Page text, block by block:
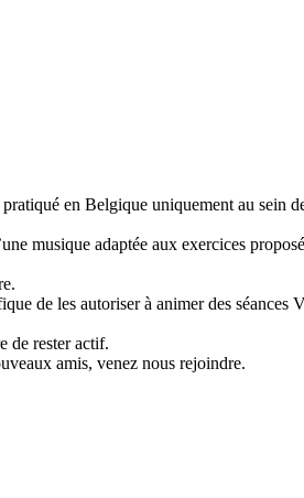
en Belgique uniquement au sein
musique adaptée aux exercices
de les autoriser à animer des séances
de rester actif.
amis, venez nous rejoindre.